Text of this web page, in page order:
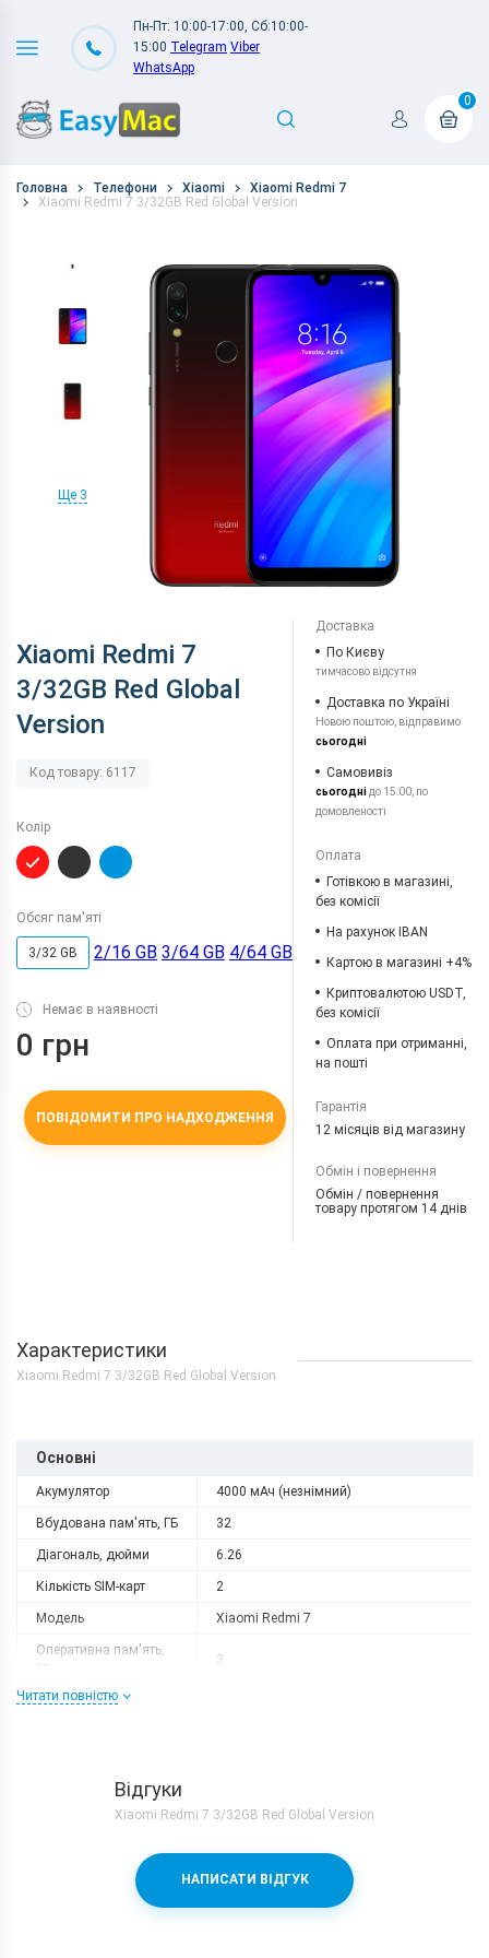
Пн-Пт: 10:00-17:00, Сб:10:00-
15:00 Telegram Viber
WhatsApp
0
Головна Телефони Xiaomi
Xiaomi Redmi 7
Xiaomi Redmi 7 3/32GB Red Global Version
Ще 3
Xiaomi Redmi 7
3/32GB Red Global
Version
Код товару: 6117
Колір
Обсяг пам'яті
3/32 GB 2/16 GB 3/64 GB 4/64 GB
Немає в наявності
0 грн
ПОВІДОМИТИ ПРО НАДХОДЖЕННЯ
Доставка
По Києву
тимчасово відсутня
Доставка по Україні
Новою поштою, відправимо
сьогодні
Самовивіз
сьогоднідо 15:00, по
домовленості
Оплата
Готівкою в магазині,
без комісії
На рахунок IBAN
Картою в магазині +4%
Криптовалютою USDT,
без комісії
Оплата при отриманні,
на пошті
Гарантія
12 місяців від магазину
Обмін і повернення
Обмін / повернення
товару протягом 14 днів
Характеристики
Xiaomi Redmi 7 3/32GB Red Global Version
Основні
Акумулятор 4000 мАч (незнімний)
Вбудована пам'ять, ГБ 32
Діагональ, дюйми 6.26
Кількість SIM-карт 2
Модель Xiaomi Redmi 7
Оперативна пам'ять,
3
Роздільна здатність
Qualcomm Snapdragon 632 + Adreno
506
Читати повністю
Відгуки
Xiaomi Redmi 7 3/32GB Red Global Version
НАПИСАТИ ВІДГУК